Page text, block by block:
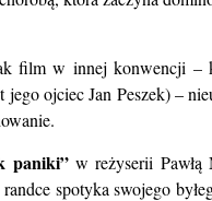
film w innej konwencji
ojciec Jan Peszek) –
paniki”w reżyserii Pawłą
spotyka swojego